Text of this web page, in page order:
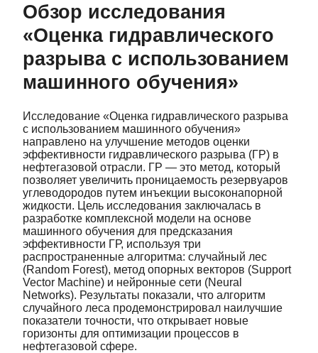
Обзор исследования
«Оценка гидравлического
разрыва с использованием
машинного обучения»
Исследование «Оценка гидравлического разрыва
с использованием машинного обучения»
направлено на улучшение методов оценки
эффективности гидравлического разрыва (ГР) в
нефтегазовой отрасли. ГР — это метод, который
позволяет увеличить проницаемость резервуаров
углеводородов путем инъекции высоконапорной
жидкости. Цель исследования заключалась в
разработке комплексной модели на основе
машинного обучения для предсказания
эффективности ГР, используя три
распространенные алгоритма: случайный лес
(Random Forest), метод опорных векторов (Support
Vector Machine) и нейронные сети (Neural
Networks). Результаты показали, что алгоритм
случайного леса продемонстрировал наилучшие
показатели точности, что открывает новые
горизонты для оптимизации процессов в
нефтегазовой сфере.